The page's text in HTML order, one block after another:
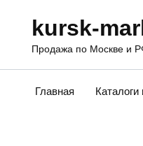
kursk-
Продажа по Москве и
Главная